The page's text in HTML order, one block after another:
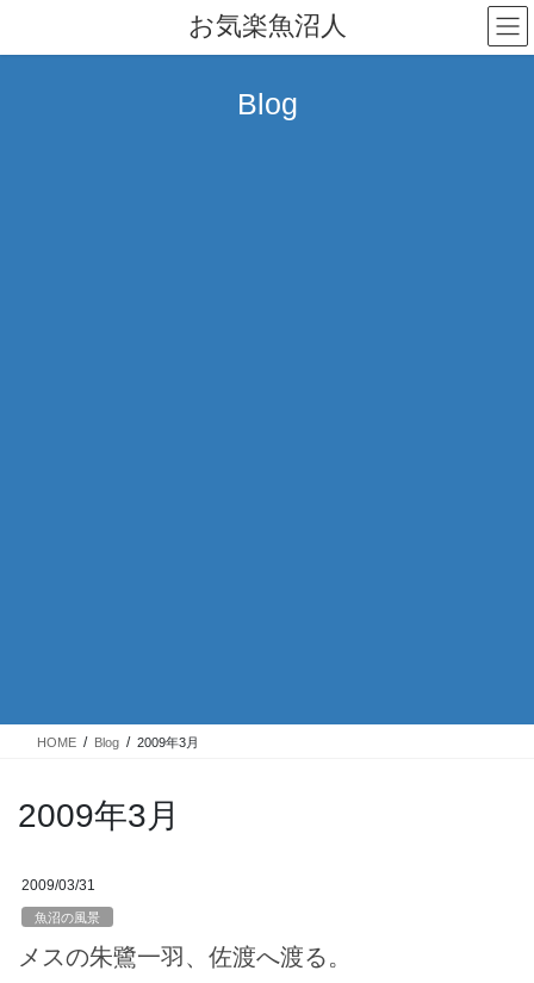
テ
ゲ
お気楽魚沼人
Blog
HOME Blog 2009年3月
2009年3月
2009/03/31
魚沼の風景
メスの朱鷺一羽、佐渡へ渡る。